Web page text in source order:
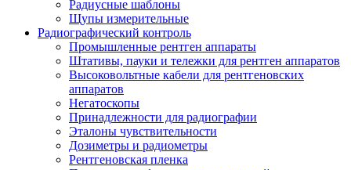
Радиусные шаблоны
Щупы измерительные
Радиографический контроль
Промышленные рентген аппараты
Штативы, пауки и тележки для рентген аппаратов
Высоковольтные кабели для рентгеновских
аппаратов
Негатоскопы
Принадлежности для радиографии
Эталоны чувствительности
Дозиметры и радиометры
Рентгеновская пленка